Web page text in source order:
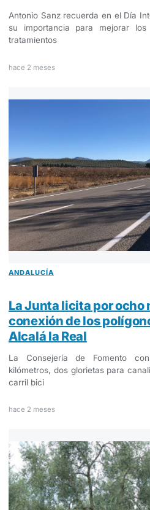
Antonio Sanz recuerda en el Día
su importancia para mejorar los
tratamientos
hace 2 meses
ANDALUCÍA
La Junta licita por ocho
conexión de los
Alcalá la Real
La Consejería de Fomento
kilómetros, dos glorietas para
carril bici
hace 2 meses